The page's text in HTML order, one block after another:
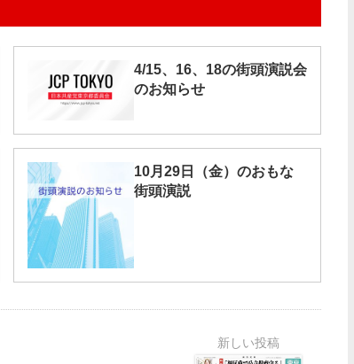
4/15、16、18の街頭演説会
のお知らせ
10月29日（金）のおもな
街頭演説